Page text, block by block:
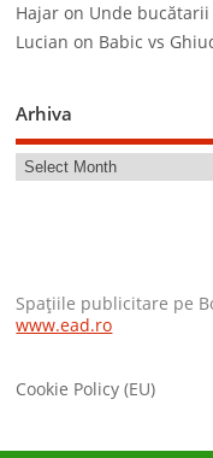
Hajar on Unde
Lucian on Babic vs
Arhiva
Spaţiile publicitare pe
www.ead.ro
Cookie Policy (EU)